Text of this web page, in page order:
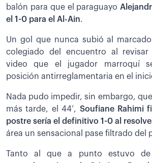
balón para que el paraguayo
el 1-0 para el Al-Ain.
Un gol que nunca subió al
colegiado del encuentro al
video que el jugador marroquí
posición antirreglamentaria en el
Nada pudo impedir, sin embargo,
más tarde, el 44’, Soufiane Rahimi
postre sería el definitivo 1-0 al
área un sensacional pase filtrado del
Tanto al que a punto estuvo de